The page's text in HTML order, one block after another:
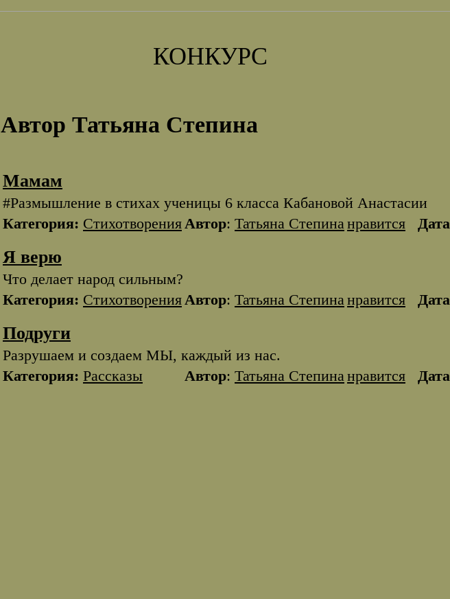
КОНКУРС
Автор Татьяна Степина
Мамам
#Размышление в стихах ученицы 6 класса Кабановой Анастасии
Категория: Стихотворения Автор: Татьяна Степина нравится Дата
Я верю
Что делает народ сильным?
Категория: Стихотворения Автор: Татьяна Степина нравится Дата
Подруги
Разрушаем и создаем МЫ, каждый из нас.
Категория: Рассказы Автор: Татьяна Степина нравится Дата